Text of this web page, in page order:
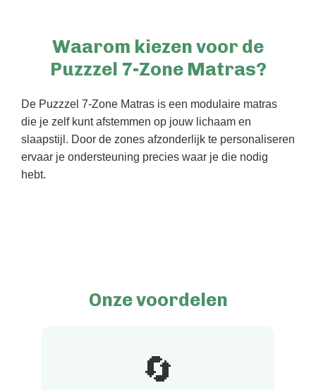
Waarom kiezen voor de
Puzzzel 7-Zone Matras?
De Puzzzel 7-Zone Matras is een modulaire matras
die je zelf kunt afstemmen op jouw lichaam en
slaapstijl. Door de zones afzonderlijk te personaliseren
ervaar je ondersteuning precies waar je die nodig
hebt.
Onze voordelen
🔄